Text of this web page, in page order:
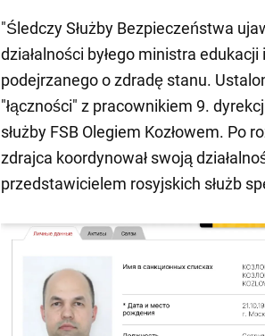
"Śledczy Służby Bezpieczeństwa
działalności byłego ministra
podejrzanego o zdradę stanu.
"łączności" z pracownikiem 9.
służby FSB Olegiem Kozłowem. Po
zdrajca koordynował swoją
przedstawicielem rosyjskich służb